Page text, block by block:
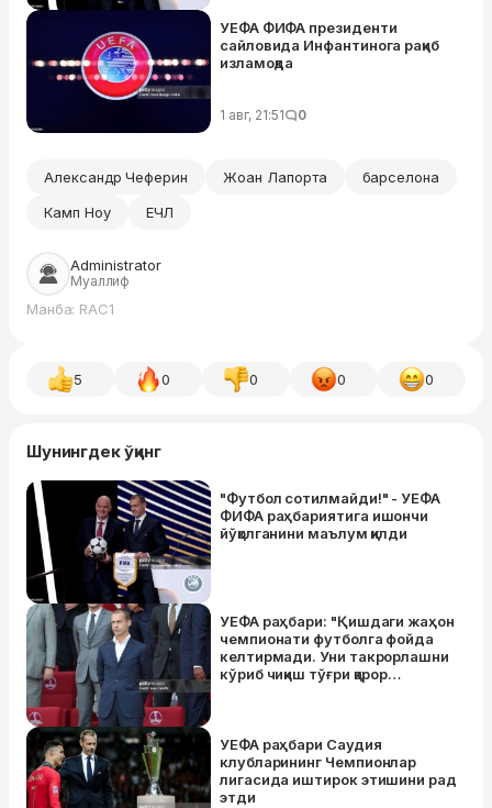
УЕФА ФИФА президенти
сайловида Инфантинога рақиб
изламоқда
1 авг, 21:51 0
Александр Чеферин Жоан Лапорта
барселона
Камп Ноу
ЕЧЛ
Administrator
Муаллиф
Манба: RAC1
5 0 0 0 0
Шунингдек ўқинг
"Футбол сотилмайди!" - УЕФА
ФИФА раҳбариятига ишончи
йўқолганини маълум қилди
УЕФА раҳбари: "Қишдаги жаҳон
чемпионати футболга фойда
келтирмади. Уни такрорлашни
кўриб чиқиш тўғри қарор
УEФА раҳбари Саудия
клубларининг Чемпионлар
лигасида иштирок этишини рад
этди